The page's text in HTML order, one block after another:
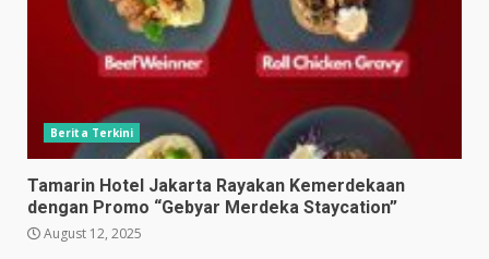
Berita Terkini
Tamarin Hotel Jakarta Rayakan Kemerdekaan
dengan Promo “Gebyar Merdeka Staycation”
August 12, 2025